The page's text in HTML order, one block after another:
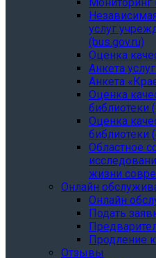
услуг
(bus.gov.ru)
Оценка
Анкета
Анкета
Oценка
библиотеки
Oценка
библиотеки
Областное
жизни
Онлайн
Онлайн
Подать
Продление
Отзывы